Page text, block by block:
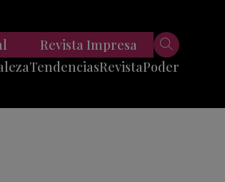
TendenciasRevistaPoder
Revista Impresa